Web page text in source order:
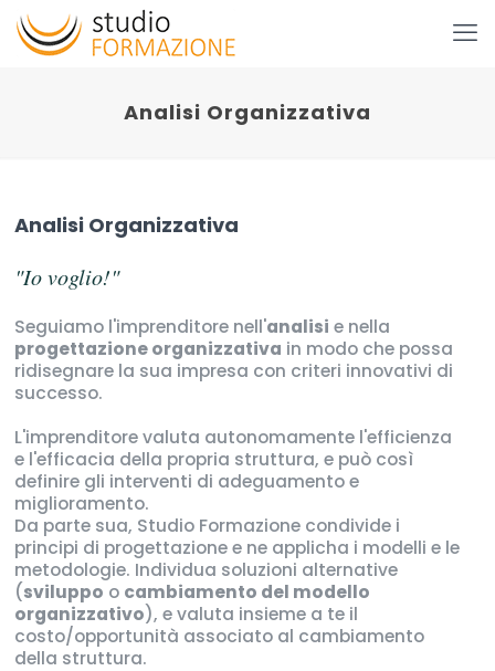
Analisi Organizzativa
Analisi Organizzativa
"Io voglio!"
Seguiamo l'imprenditore nell'analisi e nella
progettazione organizzativa in modo che possa
ridisegnare la sua impresa con criteri innovativi di
successo.
L'imprenditore valuta autonomamente l'efficienza
e l'efficacia della propria struttura, e può così
definire gli interventi di adeguamento e
miglioramento.
Da parte sua, Studio Formazione condivide i
principi di progettazione e ne applicha i modelli e le
metodologie. Individua soluzioni alternative
(sviluppo o cambiamento del modello
organizzativo), e valuta insieme a te il
costo/opportunità associato al cambiamento
della struttura.